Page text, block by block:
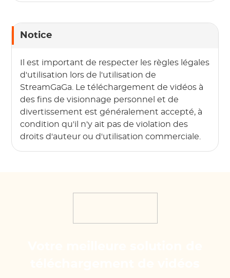
Notice
Il est important de respecter les règles légales
d'utilisation lors de l'utilisation de
StreamGaGa. Le téléchargement de vidéos à
des fins de visionnage personnel et de
divertissement est généralement accepté, à
condition qu'il n'y ait pas de violation des
droits d'auteur ou d'utilisation commerciale.